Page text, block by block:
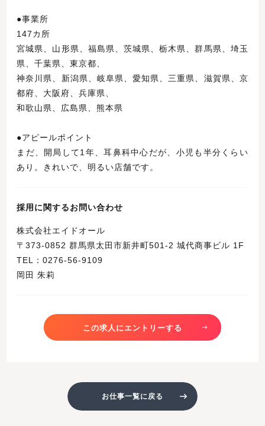
●事業所
147カ所
宮城県、山形県、福島県、茨城県、栃木県、群馬県、埼玉
県、千葉県、東京都、
神奈川県、新潟県、岐阜県、愛知県、三重県、滋賀県、京
都府、大阪府、兵庫県、
和歌山県、広島県、熊本県
●アピールポイント
まだ、開局して1年、耳鼻科中心だが、小児も半分くらい
あり。きれいで、明るい店舗です。
採用に関するお問い合わせ
株式会社エイドオール
〒373-0852 群馬県太田市新井町501-2 城代商事ビル 1F
TEL：0276-56-9109
岡田 朱莉
この求人にエントリーする
お仕事一覧に戻る